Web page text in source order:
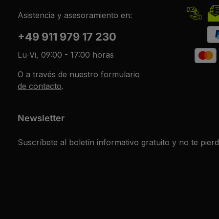
Asistencia y asesoramiento en:
+49 911 979 17 230
Lu-Vi, 09:00 - 17:00 horas
O a través de nuestro formulario
de contacto.
Newsletter
Suscríbete al boletín informativo gratuito y no te